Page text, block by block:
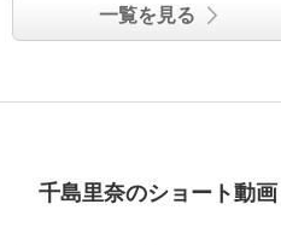
一覧を見る
千島里奈のショート動画